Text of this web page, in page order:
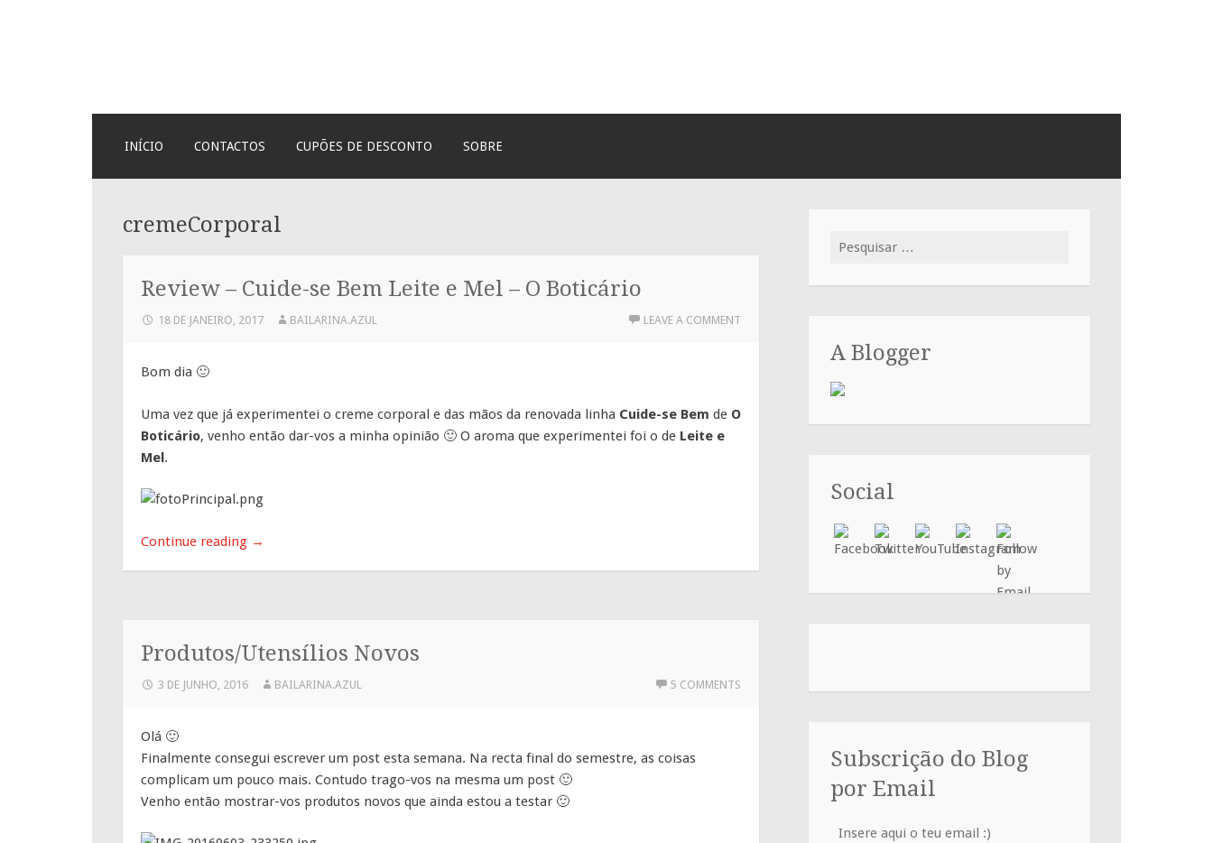
SKIP
CONTENT
INÍCIO CONTACTOS CUPÕES DE DESCONTO SOBRE
cremeCorporal
Review – Cuide-se Bem Leite e Mel – O Boticário
18 DE JANEIRO, 2017 BAILARINA.AZUL LEAVE A COMMENT
Bom dia 🙂
Uma vez que já experimentei o creme corporal e das mãos da renovada linha Cuide-se Bem de O
Boticário, venho então dar-vos a minha opinião 🙂 O aroma que experimentei foi o de Leite e
Mel.
Continue reading →
Produtos/Utensílios Novos
3 DE JUNHO, 2016 BAILARINA.AZUL 5 COMMENTS
Olá 🙂
Finalmente consegui escrever um post esta semana. Na recta final do semestre, as coisas
complicam um pouco mais. Contudo trago-vos na mesma um post 🙂
Venho então mostrar-vos produtos novos que ainda estou a testar 🙂
Pesquisar
A Blogger
Social
Subscrição do Blog
por Email
Insere